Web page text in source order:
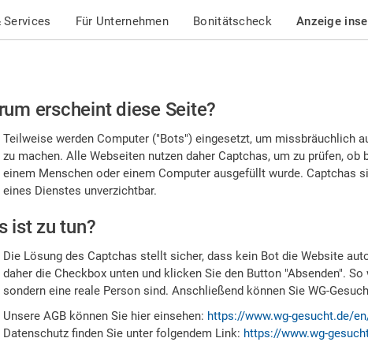
Services Für Unternehmen Bonitätscheck Anzeige
erscheint diese Seite?
Teilweise werden Computer ("Bots") eingesetzt, um missbräuchlich
zu machen. Alle Webseiten nutzen daher Captchas, um zu prüfen,
einem Menschen oder einem Computer ausgefüllt wurde. Captchas
eines Dienstes unverzichtbar.
ist zu tun?
Die Lösung des Captchas stellt sicher, dass kein Bot die Website
daher die Checkbox unten und klicken Sie den Button "Absenden".
sondern eine reale Person sind. Anschließend können Sie WG-
Unsere AGB können Sie hier einsehen: https://www.wg-gesucht.de/
Datenschutz finden Sie unter folgendem Link: https://www.wg-